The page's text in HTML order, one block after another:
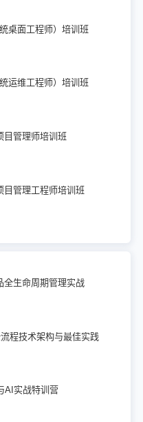
桌面工程师）培训班
运维工程师）培训班
目管理师培训班
目管理工程师培训班
全生命周期管理实战
程技术架构与最佳实践
AI实战特训营